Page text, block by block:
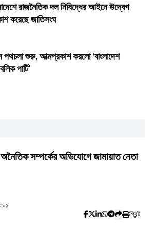
রাজনৈতিক দল নিষিদ্ধের আইনে উদ্বেগ
করেছে জাতিসংঘ
পথচলা শুরু, আত্মপ্রকাশ করলো ‘বাংলাদেশ
পার্টি’
অনৈতিক সম্পর্কের অভিযোগে জামায়াত নেতা
প্রিন্ট